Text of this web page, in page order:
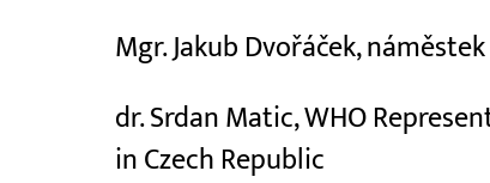
Mgr. Jakub Dvořáček,
dr. Srdan Matic, WHO
in Czech Republic